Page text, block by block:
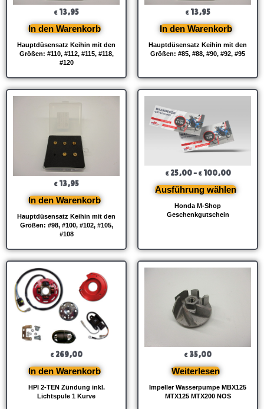
Hauptdüsensatz Keihin mit den
Größen: #110, #112, #115, #118,
#120
€ 13,95
In den Warenkorb
Hauptdüsensatz Keihin mit den
Größen: #85, #88, #90, #92, #95
€ 13,95
In den Warenkorb
Hauptdüsensatz Keihin mit den
Größen: #98, #100, #102, #105,
#108
€ 13,95
In den Warenkorb
Honda M-Shop
Geschenkgutschein
€25,00– €100,00
Ausführung wählen
HPI 2-TEN Zündung inkl.
Lichtspule 1 Kurve
€ 269,00
In den Warenkorb
Impeller Wasserpumpe MBX125
MTX125 MTX200 NOS
€ 35,00
Weiterlesen